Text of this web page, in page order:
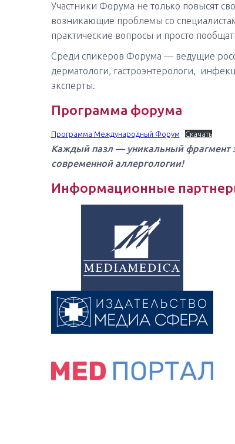
Участники Форума не только повысят
возникающие проблемы со
практические вопросы и просто
Среди спикеров Форума — ведущие
дерматологи, гастроэнтерологи,
эксперты.
Программа форума
Программа Международный Форум Скачать
Каждый пазл — уникальный фрагмент
современной аллергологии!
Информационные